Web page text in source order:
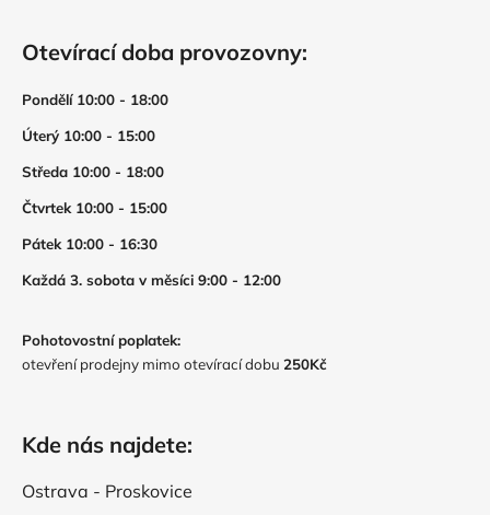
Otevírací doba provozovny:
Pondělí 10:00 - 18:00
Úterý 10:00 - 15:00
Středa 10:00 - 18:00
Čtvrtek 10:00 - 15:00
Pátek 10:00 - 16:30
Každá 3. sobota v měsíci 9:00 - 12:00
Pohotovostní poplatek:
otevření prodejny mimo otevírací dobu 250Kč
Kde nás najdete:
Ostrava - Proskovice